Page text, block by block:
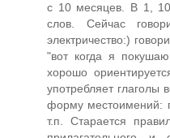
с 10 месяцев. В 1,
слов. Сейчас
электричество:)
"вот когда я
хорошо
употребляет глаголы
форму местоимений:
т.п. Старается